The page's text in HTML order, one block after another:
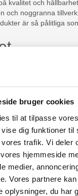
bruger cookies
til at tilpasse
dig funktioner til
trafik. Vi deler
hjemmeside
medier,
Vores partnere
oplysninger, du har
kvalitet och
och noggranna
är så pålitliga
bli uppäten av
skyddar mot regn,
erbjuder
för att passa all din
och bekväma remmar
sin utrustning på